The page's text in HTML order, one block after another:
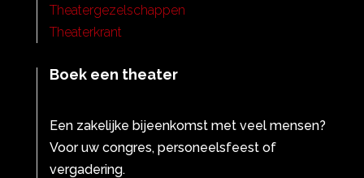
Theatergezelschappen
Theaterkrant
Boek een theater
Een zakelijke bijeenkomst met veel mensen?
Voor uw congres, personeelsfeest of
vergadering.